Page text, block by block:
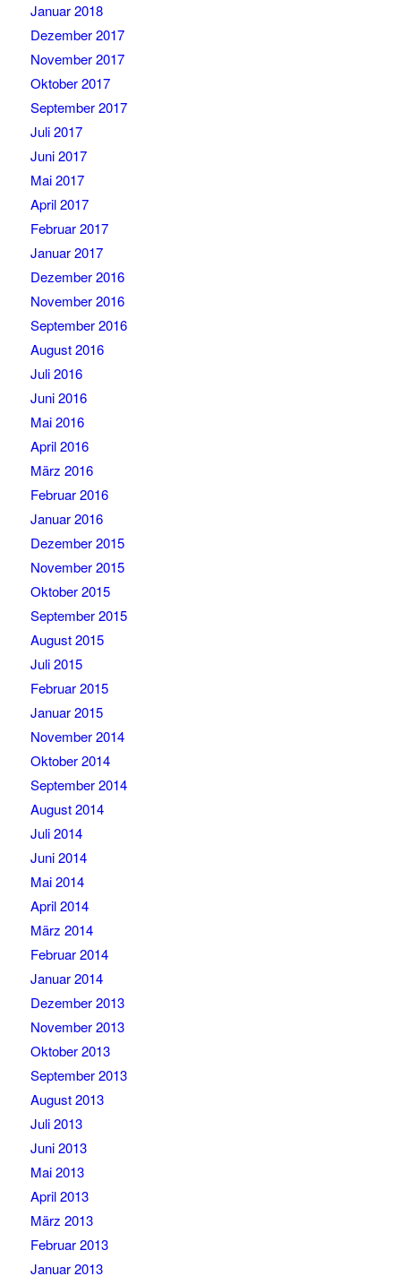
Januar 2018
Dezember 2017
November 2017
Oktober 2017
September 2017
Juli 2017
Juni 2017
Mai 2017
April 2017
Februar 2017
Januar 2017
Dezember 2016
November 2016
September 2016
August 2016
Juli 2016
Juni 2016
Mai 2016
April 2016
März 2016
Februar 2016
Januar 2016
Dezember 2015
November 2015
Oktober 2015
September 2015
August 2015
Juli 2015
Februar 2015
Januar 2015
November 2014
Oktober 2014
September 2014
August 2014
Juli 2014
Juni 2014
Mai 2014
April 2014
März 2014
Februar 2014
Januar 2014
Dezember 2013
November 2013
Oktober 2013
September 2013
August 2013
Juli 2013
Juni 2013
Mai 2013
April 2013
März 2013
Februar 2013
Januar 2013